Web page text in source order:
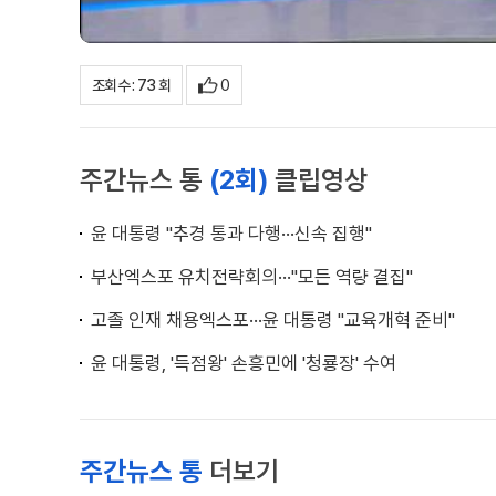
조회수 : 73 회 0
주간뉴스 통 (2회) 클립영상
윤 대통령 "추경 통과 다행···신속 집행"
부산엑스포 유치전략회의···"모든 역량 결집"
고졸 인재 채용엑스포···윤 대통령 "교육개혁 준비"
윤 대통령, '득점왕' 손흥민에 '청룡장' 수여
주간뉴스 통 더보기